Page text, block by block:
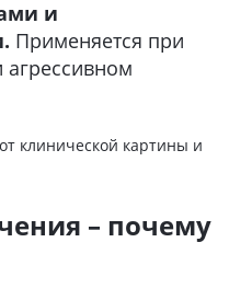
и
Применяется при
агрессивном
клинической картины и
– почему